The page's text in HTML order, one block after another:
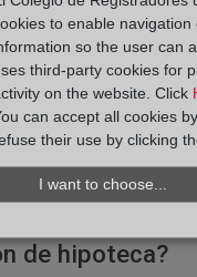
o una
de hipoteca?
to enable
so the user can
third-party cookies for
on the website. Click
can accept all cookies
their use by clicking
I want to choose...